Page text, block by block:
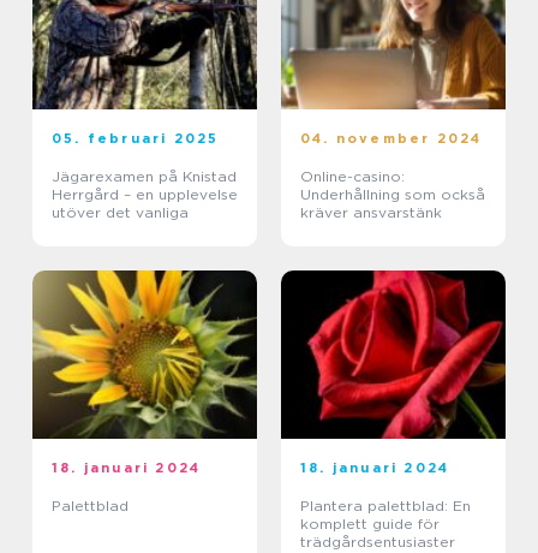
05. februari 2025
Jägarexamen på Knistad
Herrgård – en upplevelse
utöver det vanliga
04. november 2024
Online-casino:
Underhållning som också
kräver ansvarstänk
18. januari 2024
Palettblad
18. januari 2024
Plantera palettblad: En
komplett guide för
trädgårdsentusiaster